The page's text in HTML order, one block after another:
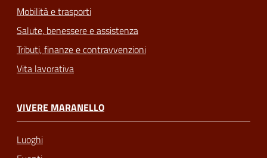
Mobilità e trasporti
Salute, benessere e assistenza
Tributi, finanze e contravvenzioni
Vita lavorativa
VIVERE MARANELLO
Luoghi